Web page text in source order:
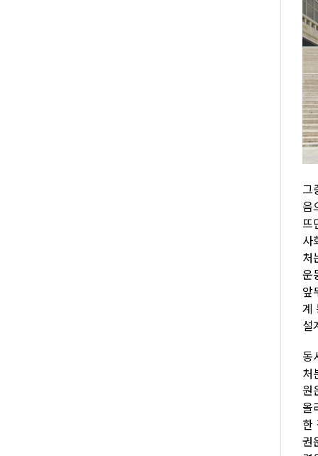
그
음
뜨
사
처
운
앞
계
설
동
처
원
올
한
권